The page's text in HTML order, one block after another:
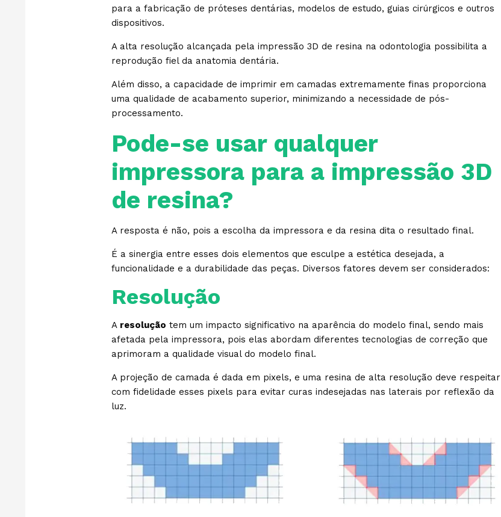
para a fabricação de próteses dentárias, modelos de estudo, guias cirúrgicos e outros
dispositivos.
A alta resolução alcançada pela impressão 3D de resina na odontologia possibilita a
reprodução fiel da anatomia dentária.
Além disso, a capacidade de imprimir em camadas extremamente finas proporciona
uma qualidade de acabamento superior, minimizando a necessidade de pós-
processamento.
Pode-se usar qualquer
impressora para a impressão 3D
de resina?
A resposta é não, pois a escolha da impressora e da resina dita o resultado final.
É a sinergia entre esses dois elementos que esculpe a estética desejada, a
funcionalidade e a durabilidade das peças. Diversos fatores devem ser considerados:
Resolução
A resolução tem um impacto significativo na aparência do modelo final, sendo mais
afetada pela impressora, pois elas abordam diferentes tecnologias de correção que
aprimoram a qualidade visual do modelo final.
A projeção de camada é dada em pixels, e uma resina de alta resolução deve respeitar
com fidelidade esses pixels para evitar curas indesejadas nas laterais por reflexão da
luz.